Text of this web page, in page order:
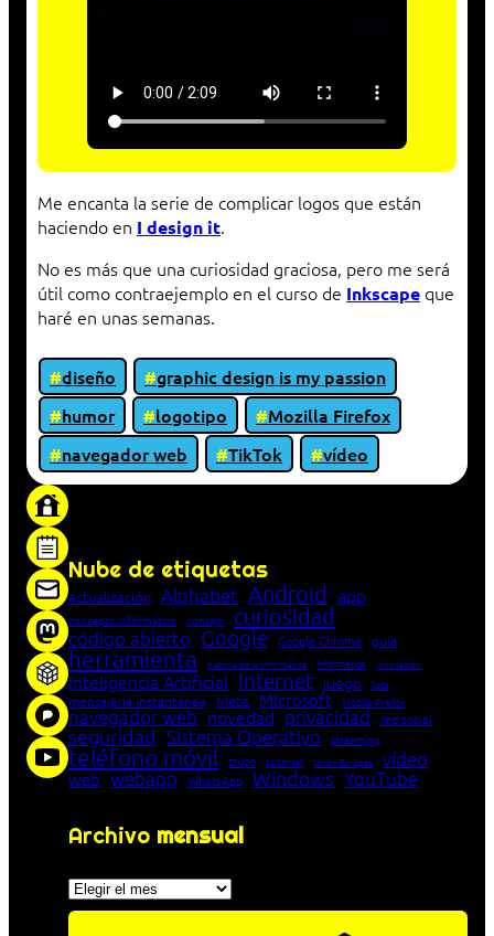
Me encanta la serie de complicar logos que están
haciendo en I design it.
No es más que una curiosidad graciosa, pero me será
útil como contraejemplo en el curso de Inkscape que
haré en unas semanas.
diseño
graphic design is my passion
humor
logotipo
Mozilla Firefox
navegador web
TikTok
vídeo
Nube de etiquetas
actualización Alphabet Android app
concepto informático consejo curiosidad
código abierto Google Google Chrome guía
herramienta historia de la Informática Informática innovación
Inteligencia Artificial Internet juego lista
mensajería instantánea Meta Microsoft Mozilla Firefox
navegador web novedad privacidad red social
seguridad Sistema Operativo streaming
teléfono móvil truco tutorial Unión Europea vídeo
web webapp WhatsApp Windows YouTube
Archivo mensual
Archivos